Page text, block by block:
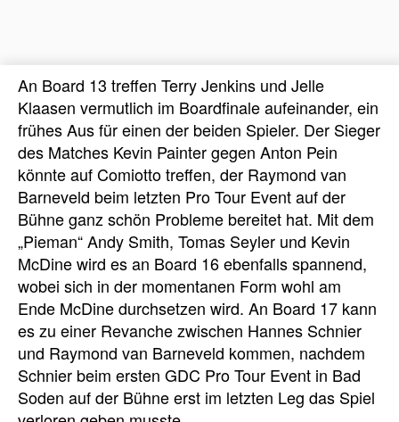
An Board 13 treffen Terry Jenkins und Jelle
Klaasen vermutlich im Boardfinale aufeinander, ein
frühes Aus für einen der beiden Spieler. Der Sieger
des Matches Kevin Painter gegen Anton Pein
könnte auf Comiotto treffen, der Raymond van
Barneveld beim letzten Pro Tour Event auf der
Bühne ganz schön Probleme bereitet hat. Mit dem
„Pieman“ Andy Smith, Tomas Seyler und Kevin
McDine wird es an Board 16 ebenfalls spannend,
wobei sich in der momentanen Form wohl am
Ende McDine durchsetzen wird. An Board 17 kann
es zu einer Revanche zwischen Hannes Schnier
und Raymond van Barneveld kommen, nachdem
Schnier beim ersten GDC Pro Tour Event in Bad
Soden auf der Bühne erst im letzten Leg das Spiel